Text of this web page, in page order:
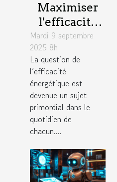
Maximiser
l'efficacité
énergétique :
astuces pour
réduire votre
facture
Mardi 9 septembre
2025 8h
La question de
l’efficacité
énergétique est
devenue un sujet
primordial dans le
quotidien de
chacun....